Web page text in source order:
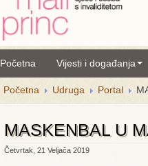
Početna Vijesti i događanja
Početna Udruga Portal
MASKENBAL U
Četvrtak, 21 Veljača 2019